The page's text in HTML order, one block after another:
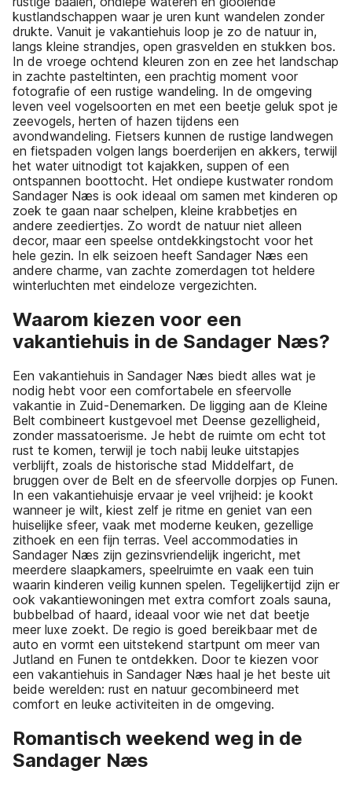
kustlandschappen waar je uren kunt wandelen zonder
drukte. Vanuit je vakantiehuis loop je zo de natuur in,
langs kleine strandjes, open grasvelden en stukken bos.
In de vroege ochtend kleuren zon en zee het landschap
in zachte pasteltinten, een prachtig moment voor
fotografie of een rustige wandeling. In de omgeving
leven veel vogelsoorten en met een beetje geluk spot je
zeevogels, herten of hazen tijdens een
avondwandeling. Fietsers kunnen de rustige landwegen
en fietspaden volgen langs boerderijen en akkers, terwijl
het water uitnodigt tot kajakken, suppen of een
ontspannen boottocht. Het ondiepe kustwater rondom
Sandager Næs is ook ideaal om samen met kinderen op
zoek te gaan naar schelpen, kleine krabbetjes en
andere zeediertjes. Zo wordt de natuur niet alleen
decor, maar een speelse ontdekkingstocht voor het
hele gezin. In elk seizoen heeft Sandager Næs een
andere charme, van zachte zomerdagen tot heldere
winterluchten met eindeloze vergezichten.
Waarom kiezen voor een
vakantiehuis in de Sandager Næs?
Een vakantiehuis in Sandager Næs biedt alles wat je
nodig hebt voor een comfortabele en sfeervolle
vakantie in Zuid-Denemarken. De ligging aan de Kleine
Belt combineert kustgevoel met Deense gezelligheid,
zonder massatoerisme. Je hebt de ruimte om echt tot
rust te komen, terwijl je toch nabij leuke uitstapjes
verblijft, zoals de historische stad Middelfart, de
bruggen over de Belt en de sfeervolle dorpjes op Funen.
In een vakantiehuisje ervaar je veel vrijheid: je kookt
wanneer je wilt, kiest zelf je ritme en geniet van een
huiselijke sfeer, vaak met moderne keuken, gezellige
zithoek en een fijn terras. Veel accommodaties in
Sandager Næs zijn gezinsvriendelijk ingericht, met
meerdere slaapkamers, speelruimte en vaak een tuin
waarin kinderen veilig kunnen spelen. Tegelijkertijd zijn er
ook vakantiewoningen met extra comfort zoals sauna,
bubbelbad of haard, ideaal voor wie net dat beetje
meer luxe zoekt. De regio is goed bereikbaar met de
auto en vormt een uitstekend startpunt om meer van
Jutland en Funen te ontdekken. Door te kiezen voor
een vakantiehuis in Sandager Næs haal je het beste uit
beide werelden: rust en natuur gecombineerd met
comfort en leuke activiteiten in de omgeving.
Romantisch weekend weg in de
Sandager Næs